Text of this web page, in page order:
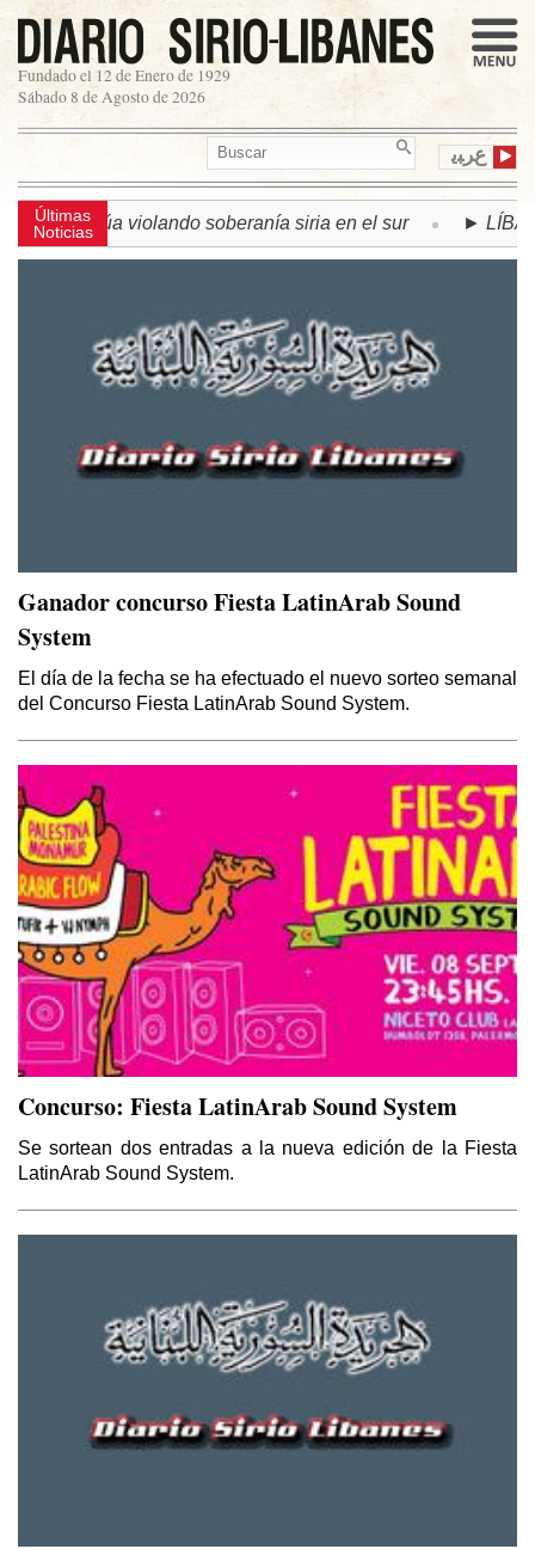
Fundado el 12 de Enero de 1929
Sábado 8 de Agosto de 2026
ﻉﺮﺒﻳ
Últimas
Noticiasviolando soberanía siria en el sur ► LÍBANO |
Ganador concurso Fiesta LatinArab Sound
System
El día de la fecha se ha efectuado el nuevo sorteo semanal
del Concurso Fiesta LatinArab Sound System.
Concurso: Fiesta LatinArab Sound System
Se sortean dos entradas a la nueva edición de la Fiesta
LatinArab Sound System.